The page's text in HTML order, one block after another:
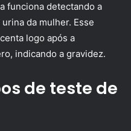
funciona detectando a
da mulher. Esse
logo após a
indicando a gravidez.
de teste de